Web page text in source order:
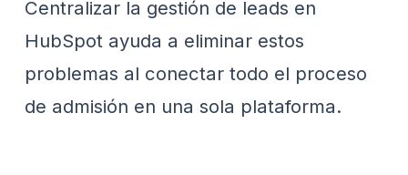
Centralizar la gestión de leads en
HubSpot ayuda a eliminar estos
problemas al conectar todo el proceso
de admisión en una sola plataforma.